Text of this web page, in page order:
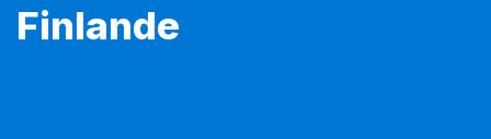
Finlande